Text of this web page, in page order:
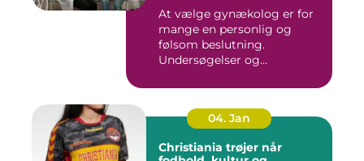
At vælge gynækolog er for
mange en personlig og
følsom beslutning.
Undersøgelser og
04. Jan
Christiania trøjer når